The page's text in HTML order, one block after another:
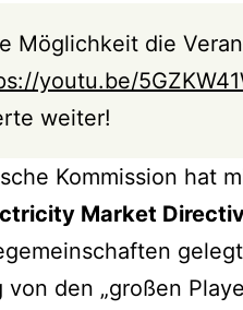
Möglichkeit die
youtu.be/
weiter!
Kommission hat
Market
von den „großen